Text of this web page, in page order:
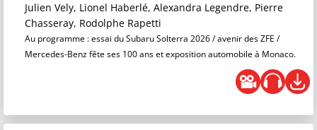
Julien Vely, Lionel Haberlé, Alexandra Legendre, Pierre
Chasseray, Rodolphe Rapetti
Au programme : essai du Subaru Solterra 2026 / avenir des ZFE /
Mercedes-Benz fête ses 100 ans et exposition automobile à Monaco.